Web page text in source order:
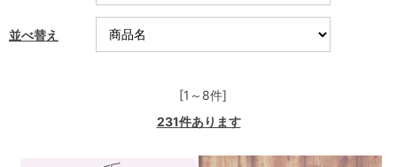
並べ替え
[1～8件]
231件あります